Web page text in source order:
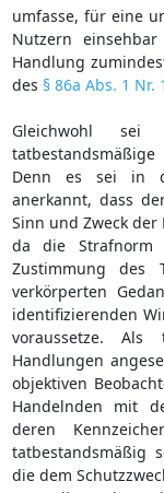
umfasse, für eine
Nutzern
Handlung
des § 86a Abs. 1 Nr.
Gleichwohl sei
Denn es sei in
anerkannt, dass
Sinn und Zweck
da die Strafnorm
Zustimmung des
verkörperten
identifizierenden
voraussetze. Als
Handlungen
objektiven
Handelnden mit
deren
tatbestandsmäßig
die dem